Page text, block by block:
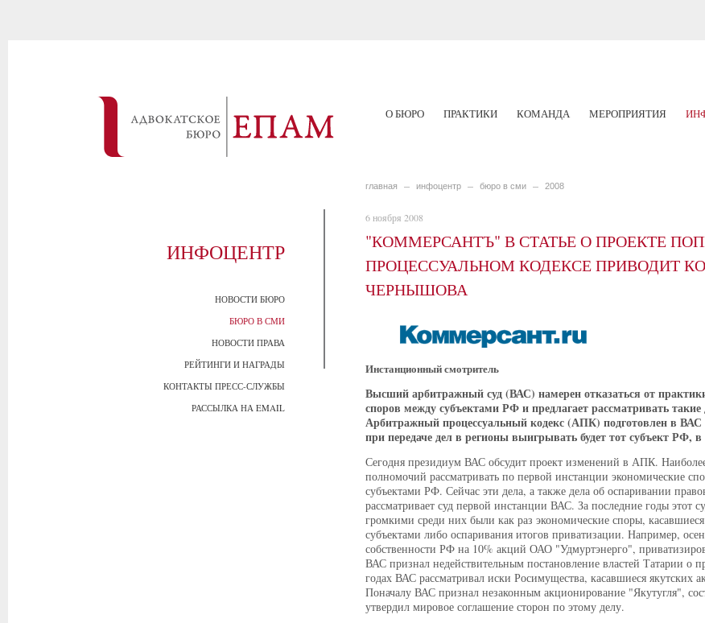
О БЮРО ПРАКТИКИ КОМАНДА МЕРОПРИЯТИЯ
ИНФОЦЕНТР
НОВОСТИ БЮРО
БЮРО В СМИ
НОВОСТИ ПРАВА
РЕЙТИНГИ И НАГРАДЫ
КОНТАКТЫ ПРЕСС-СЛУЖБЫ
РАССЫЛКА НА EMAIL
главная инфоцентр бюро в сми 2008
6 ноября 2008
"КОММЕРСАНТЪ" В СТАТЬЕ О ПРОЕКТЕ
ПРОЦЕССУАЛЬНОМ КОДЕКСЕ ПРИВОДИТ
ЧЕРНЫШОВА
Инстанционный смотритель
Высший арбитражный суд (ВАС) намерен отказаться от
споров между субъектами РФ и предлагает рассматривать
Арбитражный процессуальный кодекс (АПК) подготовлен в ВАС
при передаче дел в регионы выигрывать будет тот субъект РФ, в
Сегодня президиум ВАС обсудит проект изменений в АПК.
полномочий рассматривать по первой инстанции экономические
субъектами РФ. Сейчас эти дела, а также дела об оспаривании
рассматривает суд первой инстанции ВАС. За последние годы этот
громкими среди них были как раз экономические споры,
субъектами либо оспаривания итогов приватизации. Например,
собственности РФ на 10% акций ОАО "Удмуртэнерго",
ВАС признал недействительным постановление властей Татарии
годах ВАС рассматривал иски Росимущества, касавшиеся
Поначалу ВАС признал незаконным акционирование "Якутугля",
утвердил мировое соглашение сторон по этому делу.